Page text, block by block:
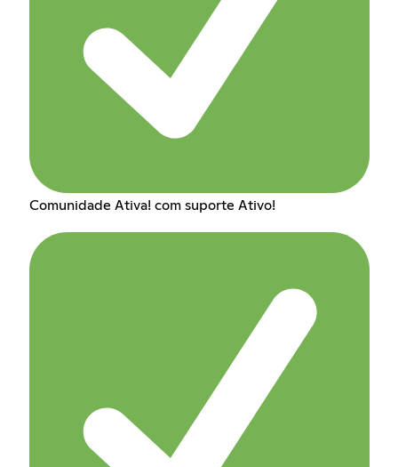
Comunidade Ativa! com suporte Ativo!